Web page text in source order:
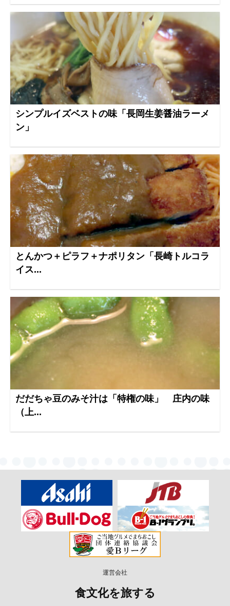
シンプルイズベストの味「長岡生姜醤油ラーメ
ン」
とんかつ＋ピラフ＋ナポリタン「長崎トルコラ
イス...
だだちゃ豆のみそ汁は「特権の味」 庄内の味
（上...
運営会社
食文化を旅する